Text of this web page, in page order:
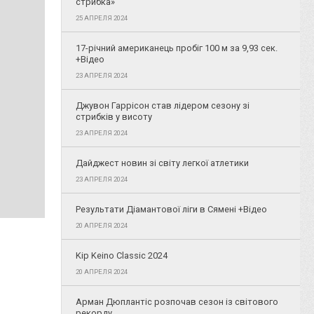
25 АПРЕЛЯ 2024
17-річний американець пробіг 100 м за 9,93 сек.
+Відео
23 АПРЕЛЯ 2024
Джувон Гаррісон став лідером сезону зі
стрибків у висоту
23 АПРЕЛЯ 2024
Дайджест новин зі світу легкої атлетики
23 АПРЕЛЯ 2024
Результати Діамантової ліги в Сямені +Відео
20 АПРЕЛЯ 2024
Kip Keino Classic 2024
20 АПРЕЛЯ 2024
Арман Дюплантіс розпочав сезон із світового